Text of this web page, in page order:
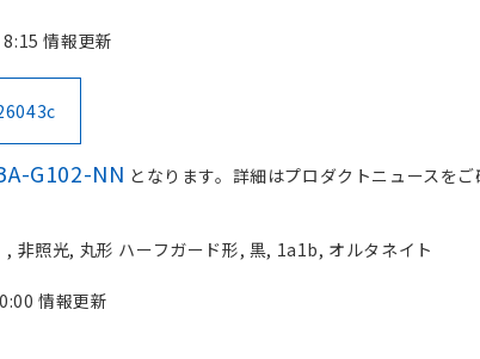
情報更新
G102-NN となります。詳細はプロダクトニュースをご
非照光, 丸形 ハーフガード形, 黒, 1a1b, オルタネイト
情報更新